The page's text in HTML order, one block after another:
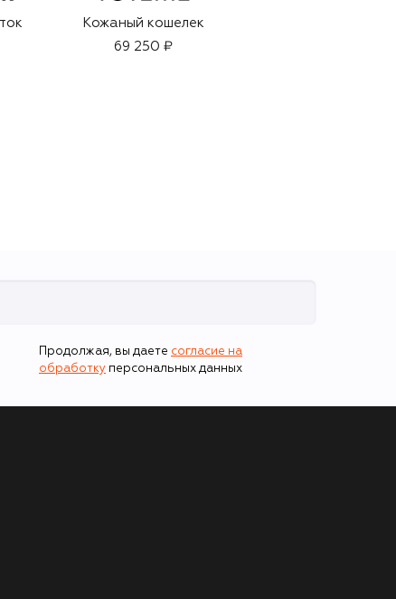
Кожаный кошелек
69 250 ₽
Продолжая, вы даете согласие на
обработку персональных данных